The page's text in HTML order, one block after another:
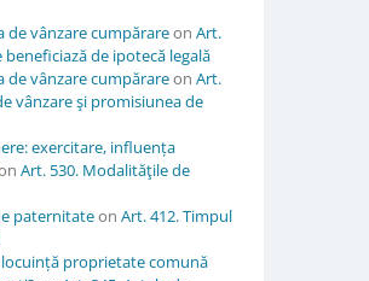
de vânzare cumpărareon Art.
beneficiază de ipotecă legală
de vânzare cumpărareon Art.
vânzare şi promisiunea de
exercitare, influența
Art. 530. Modalităţile de
paternitateon Art. 412. Timpul
proprietate comună